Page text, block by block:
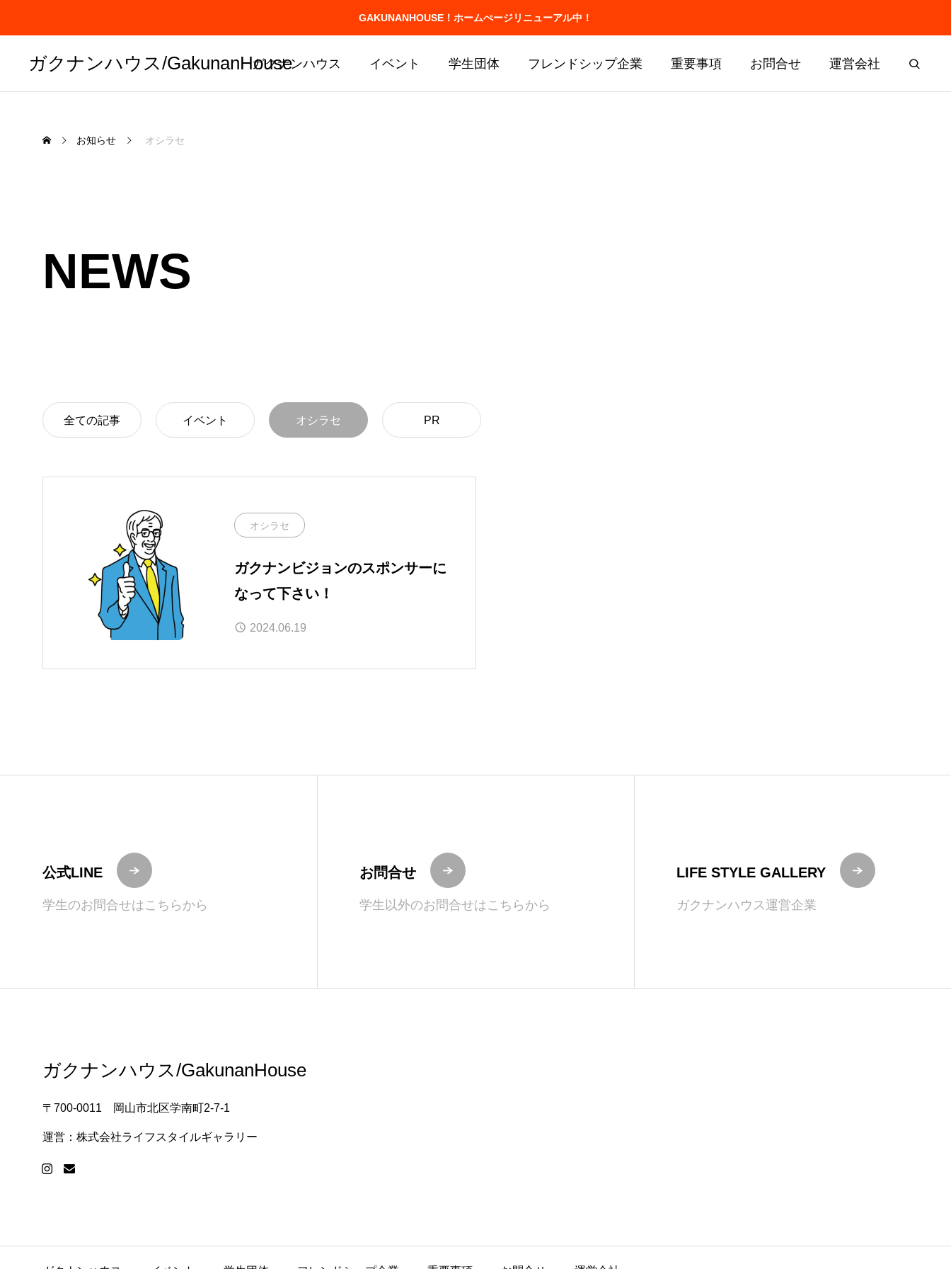
GAKUNANHOUSE！ホームぺージリニューアル中！
ガクナンハウス/GakunanHouseガクナンハウス イベント 学生団体 フレンドシップ企業 重要事項 お問合せ 運営会社
お知らせ オシラセ
NEWS
全ての記事 イベント オシラセ PR
オシラセ
ガクナンビジョンのスポンサーに
なって下さい！
2024.06.19
公式LINE
学生のお問合せはこちらから
お問合せ
学生以外のお問合せはこちらから
LIFE STYLE GALLERY
ガクナンハウス運営企業
ガクナンハウス/GakunanHouse
〒700-0011 岡山市北区学南町2-7-1
運営：株式会社ライフスタイルギャラリー